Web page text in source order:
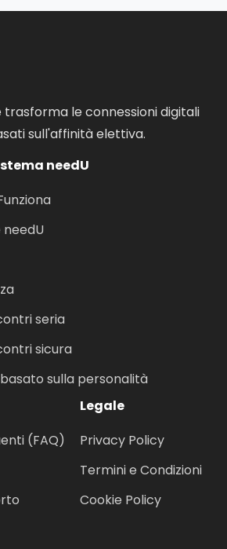
trasforma le connessioni digitali
sull'affinità elettiva.
needU
seria
sicura
sulla personalità
(FAQ)
Legale
Privacy Policy
Termini e Condizioni
Cookie Policy